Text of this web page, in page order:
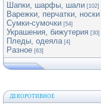
Шапки, шарфы, шали [102]
Варежки, перчатки, носки
Сумки-сумочки [54]
Украшения, бижутерия [30]
Пледы, одеяла [4]
Разное [63]
ДЕКОРОТИВНОЕ